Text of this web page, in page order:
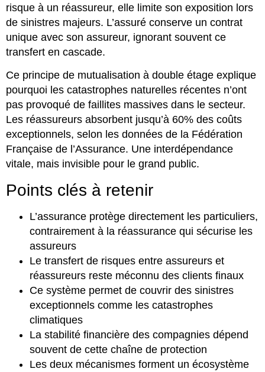
risque à un réassureur, elle limite son exposition lors
de sinistres majeurs. L’assuré conserve un contrat
unique avec son assureur, ignorant souvent ce
transfert en cascade.
Ce principe de mutualisation à double étage explique
pourquoi les catastrophes naturelles récentes n’ont
pas provoqué de faillites massives dans le secteur.
Les réassureurs absorbent jusqu’à 60% des coûts
exceptionnels, selon les données de la Fédération
Française de l’Assurance. Une interdépendance
vitale, mais invisible pour le grand public.
Points clés à retenir
L’assurance protège directement les particuliers,
contrairement à la réassurance qui sécurise les
assureurs
Le transfert de risques entre assureurs et
réassureurs reste méconnu des clients finaux
Ce système permet de couvrir des sinistres
exceptionnels comme les catastrophes
climatiques
La stabilité financière des compagnies dépend
souvent de cette chaîne de protection
Les deux mécanismes forment un écosystème